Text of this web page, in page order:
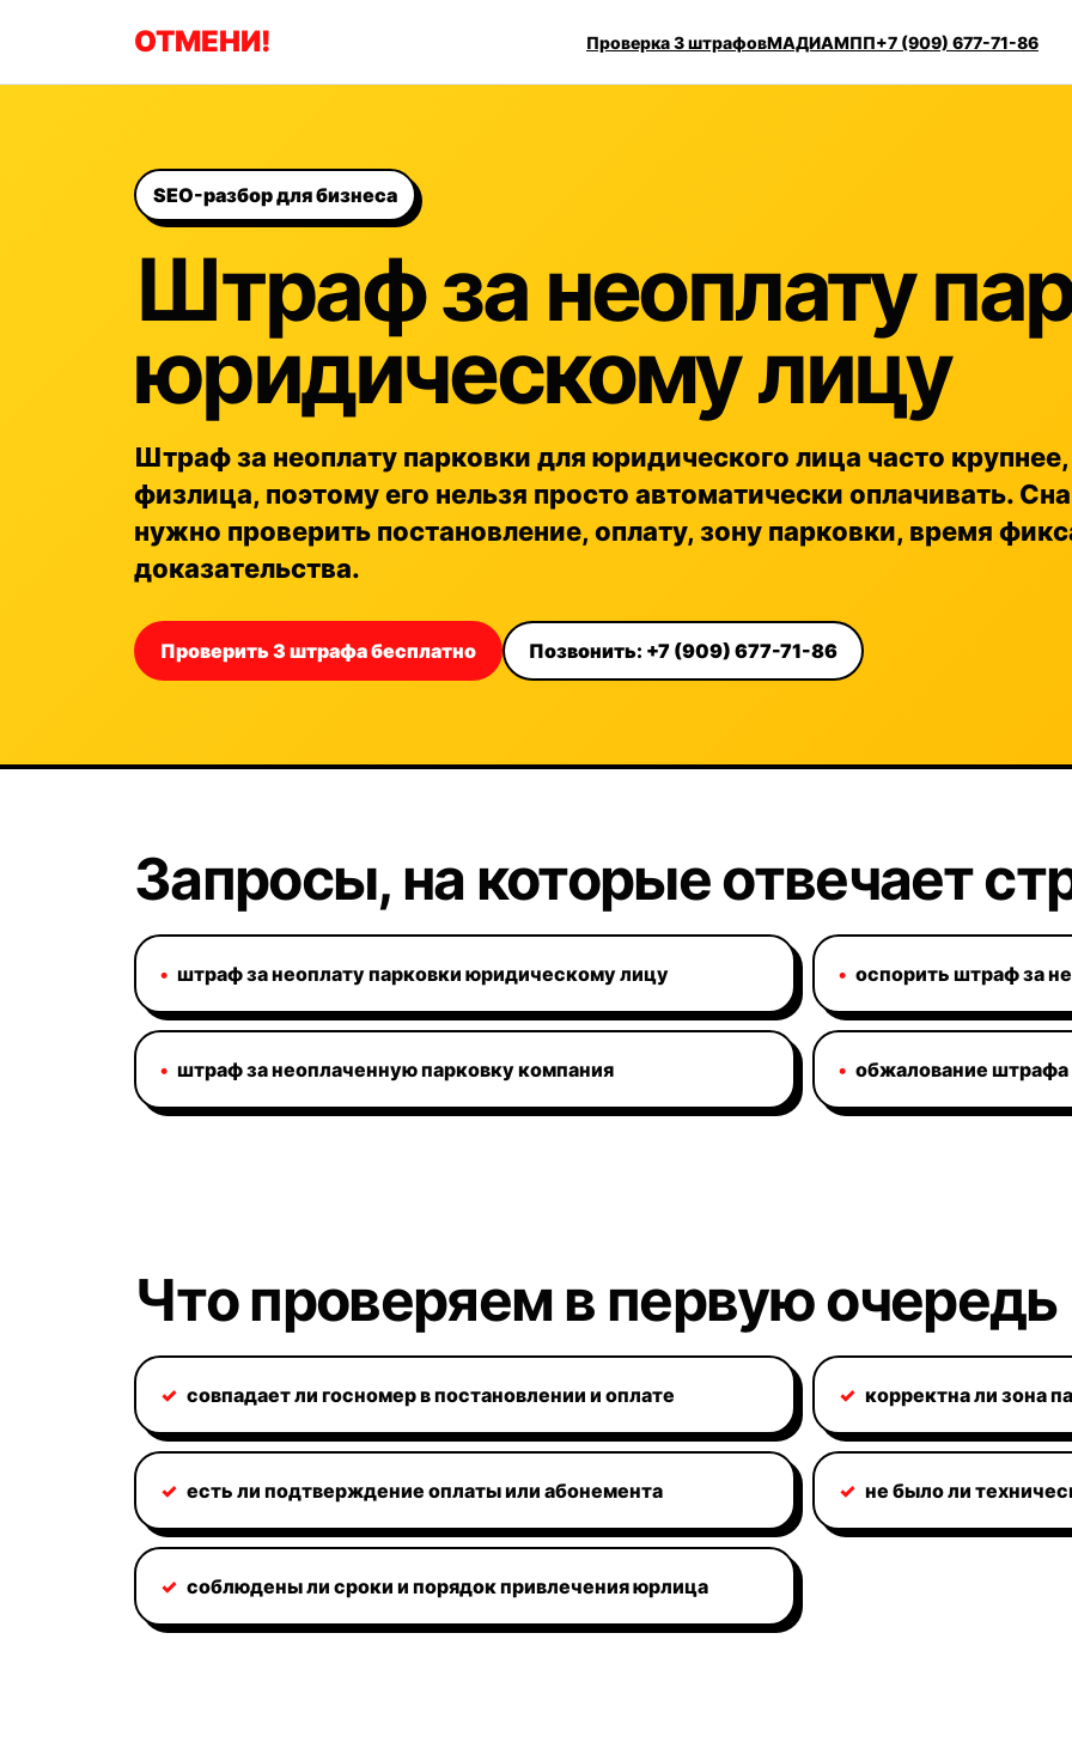
ОТМЕНИ! Проверка 3 штрафовМАДИАМПП+7 (909) 677-71-86
SEO-разбор для бизнеса
Штраф за неоплату
юридическому лицу
Штраф за неоплату парковки для юридического лица часто
физлица, поэтому его нельзя просто автоматически оплачивать.
нужно проверить постановление, оплату, зону парковки, время
доказательства.
Проверить 3 штрафа бесплатно Позвонить: +7 (909) 677-71-86
Запросы, на которые отвечает
• штраф за неоплату парковки юридическому лицу • оспорить штраф за
• штраф за неоплаченную парковку компания • обжалование штрафа
Что проверяем в первую очередь
✓ совпадает ли госномер в постановлении и оплате ✓ корректна ли зона
✓ есть ли подтверждение оплаты или абонемента ✓ не было ли
✓ соблюдены ли сроки и порядок привлечения юрлица